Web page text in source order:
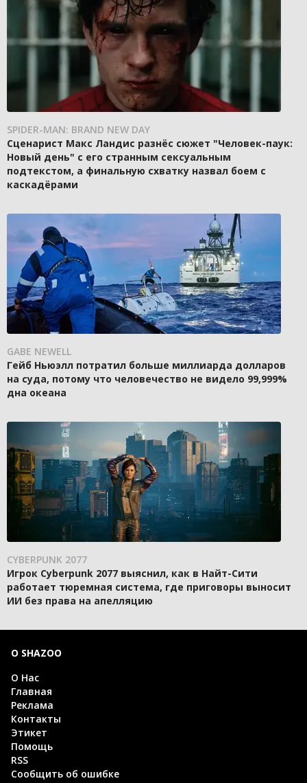
SPIDER-MAN: BRAND NEW DAY
Сценарист Макс Ландис разнёс сюжет "Человек-паук:
Новый день" с его странным сексуальным
подтекстом, а финальную схватку назвал боем с
каскадёрами
GABE NEWELL
Гейб Ньюэлл потратил больше миллиарда долларов
на суда, потому что человечество не видело 99,999%
дна океана
CYBERPUNK 2077
Игрок Cyberpunk 2077 выяснил, как в Найт-Сити
работает тюремная система, где приговоры выносит
ИИ без права на апелляцию
О SHAZOO
О Нас
Главная
Реклама
Контакты
Этикет
Помощь
RSS
Сообщить об ошибке